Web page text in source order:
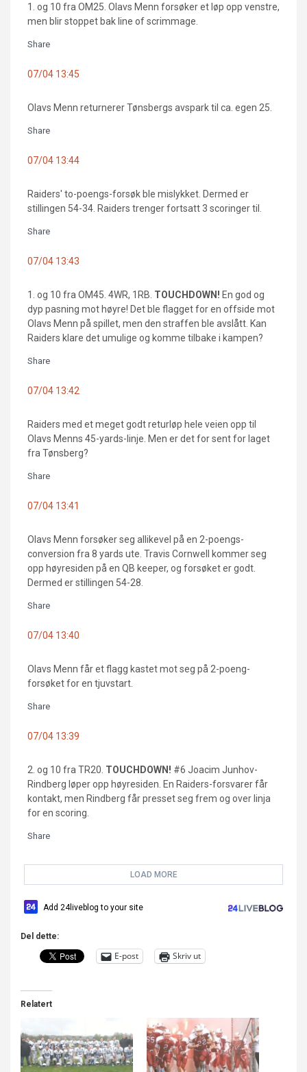
1. og 10 fra OM25. Olavs Menn forsøker et løp opp venstre,
men blir stoppet bak line of scrimmage.
Share
07/04 13:45
Olavs Menn returnerer Tønsbergs avspark til ca. egen 25.
Share
07/04 13:44
Raiders' to-poengs-forsøk ble mislykket. Dermed er
stillingen 54-34. Raiders trenger fortsatt 3 scoringer til.
Share
07/04 13:43
1. og 10 fra OM45. 4WR, 1RB. TOUCHDOWN! En god og
dyp pasning mot høyre! Det ble flagget for en offside mot
Olavs Menn på spillet, men den straffen ble avslått. Kan
Raiders klare det umulige og komme tilbake i kampen?
Share
07/04 13:42
Raiders med et meget godt returløp hele veien opp til
Olavs Menns 45-yards-linje. Men er det for sent for laget
fra Tønsberg?
Share
07/04 13:41
Olavs Menn forsøker seg allikevel på en 2-poengs-
conversion fra 8 yards ute. Travis Cornwell kommer seg
opp høyresiden på en QB keeper, og forsøket er godt.
Dermed er stillingen 54-28.
Share
07/04 13:40
Olavs Menn får et flagg kastet mot seg på 2-poeng-
forsøket for en tjuvstart.
Share
07/04 13:39
2. og 10 fra TR20. TOUCHDOWN! #6 Joacim Junhov-
Rindberg løper opp høyresiden. En Raiders-forsvarer får
kontakt, men Rindberg får presset seg frem og over linja
for en scoring.
Share
LOAD MORE
Add 24liveblog to your site
Del dette:
E-post Skriv ut
Relatert